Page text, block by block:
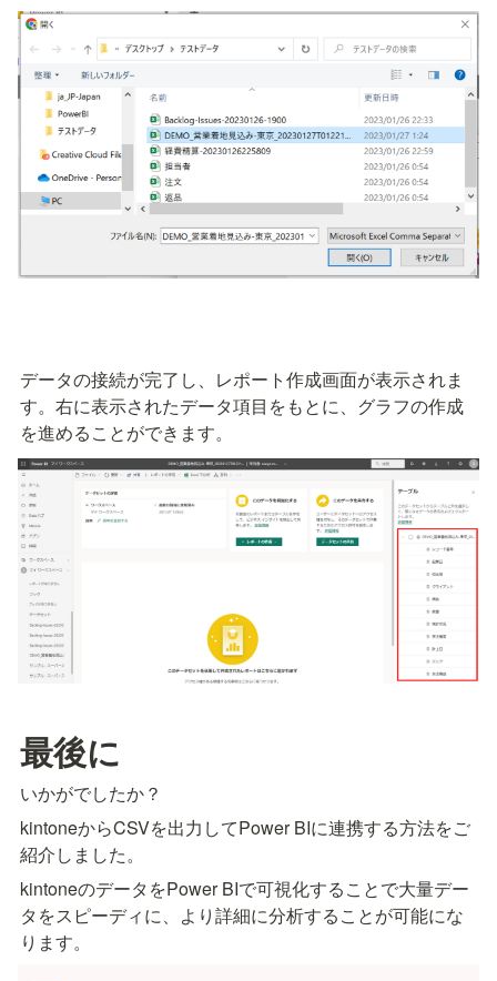
データの接続が完了し、レポート作成画面が表示されま
す。右に表示されたデータ項目をもとに、グラフの作成
を進めることができます。
最後に
いかがでしたか？
kintoneからCSVを出力してPower BIに連携する方法をご
紹介しました。
kintoneのデータをPower BIで可視化することで大量デー
タをスピーディに、より詳細に分析することが可能にな
ります。